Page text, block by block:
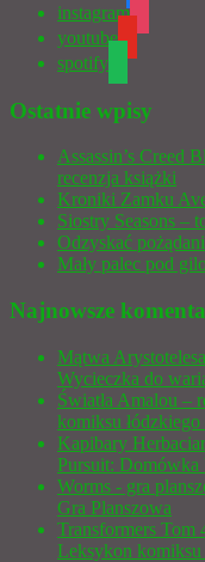
instagram
youtube
spotify
Ostatnie wpisy
Assassin’s Creed
recenzja książki
Kroniki Zamku
Siostry Seasons –
Odzyskać
Mały palec pod
Najnowsze
Mątwa
Wycieczka do
Światła Amalou –
komiksu łódzkiego
Kapibary
Pursuit: Domówka
Worms - gra
Gra Planszowa
Transformers Tom
Leksykon komiksu